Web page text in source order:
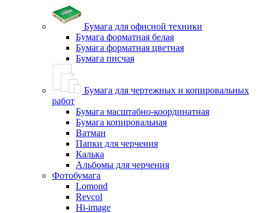
Бумага для офисной техники
Бумага форматная белая
Бумага форматная цветная
Бумага писчая
Бумага для чертежных и копировальных
работ
Бумага масштабно-координатная
Бумага копировальная
Ватман
Папки для черчения
Калька
Альбомы для черчения
Фотобумага
Lomond
Revcol
Hi-image